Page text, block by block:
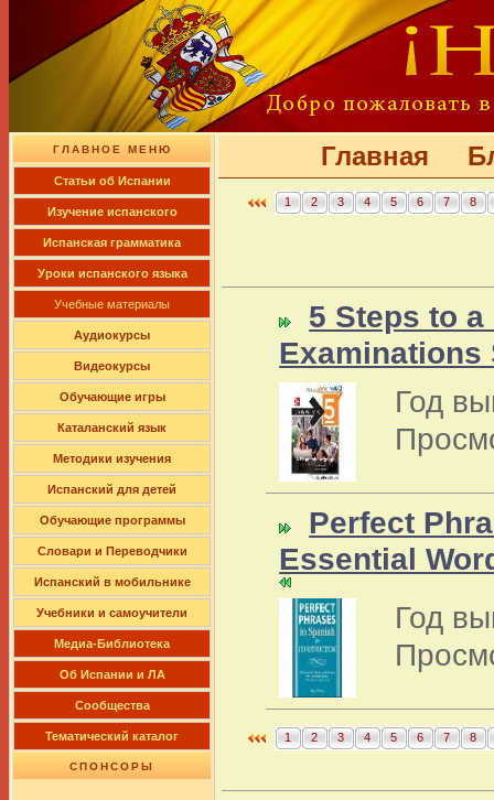
ГЛАВНОЕ МЕНЮ
Cтатьи об Испании
Изучение испанского
Испанская грамматика
Уроки испанского языка
Учебные материалы
Аудиокурсы
Видеокурсы
Обучающие игры
Каталанский язык
Методики изучения
Испанский для детей
Обучающие программы
Словари и Переводчики
Испанский в мобильнике
Учебники и самоучители
Медиа-Библиотека
Об Испании и ЛА
Сообщества
Тематический каталог
СПОНСОРЫ
Главная
1 2 3 4 5 6 7 8
5 Steps to
Examinations
Год
Perfect
Essential
Год
1 2 3 4 5 6 7 8